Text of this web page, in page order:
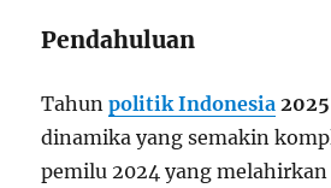
Pendahuluan
Tahunpolitik Indonesia 2025
dinamika yang semakin
pemilu 2024 yang melahirkan